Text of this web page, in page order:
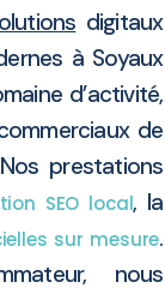
digitaux
à Soyaux
d’activité,
de
prestations
SEO local, la
sur mesure.
nous